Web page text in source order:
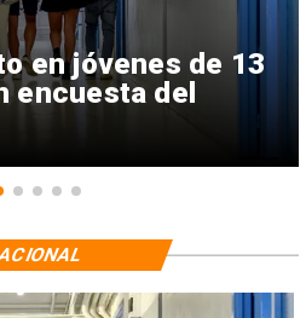
en jóvenes de 13
encuesta del